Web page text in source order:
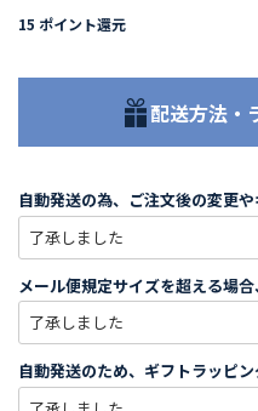
15 ポイント還元
配送方法・
自動発送の為、ご注文後の変更や
メール便規定サイズを超える場
自動発送のため、ギフトラッピ